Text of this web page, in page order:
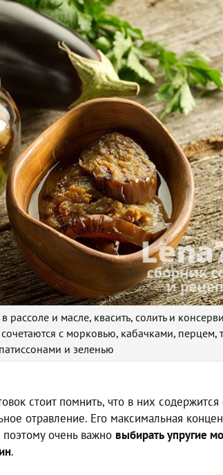
и масле, квасить, солить и
с морковью, кабачками, перцем,
патиссонами и зеленью
стоит помнить, что в них
отравление. Его максимальная
очень важно выбирать упругие
.